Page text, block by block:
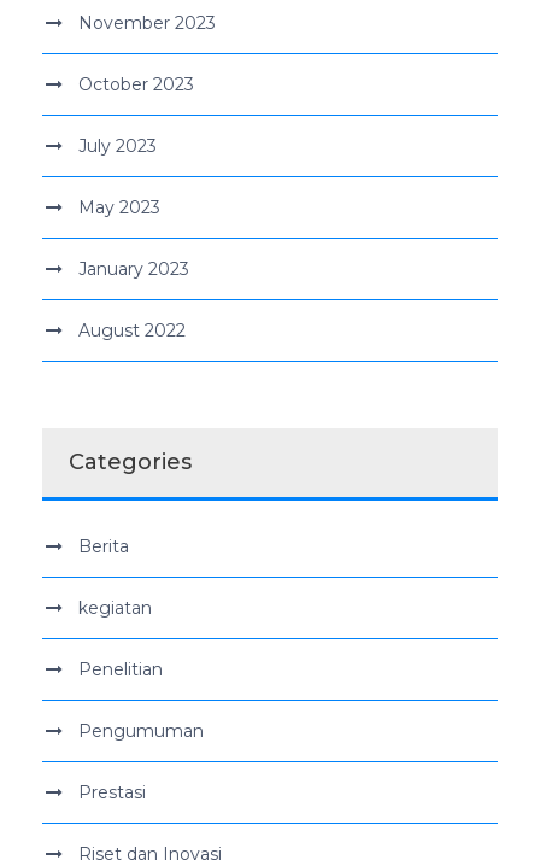
November 2023
October 2023
July 2023
May 2023
January 2023
August 2022
Categories
Berita
kegiatan
Penelitian
Pengumuman
Prestasi
Riset dan Inovasi